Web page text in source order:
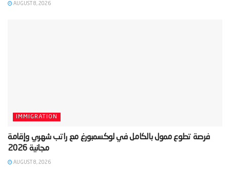
AUGUST 8, 2026
IMMIGRATION
‫فرصة تطوع ممول بالكامل في لوكسمبورغ مع راتب شهري وإقامة
مجانية 2026‬
AUGUST 8, 2026